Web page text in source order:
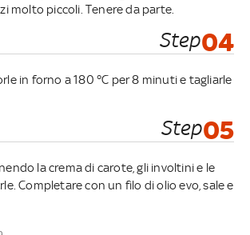
molto piccoli. Tenere da parte.
Step04
in forno a 180 °C per 8 minuti e tagliarle
Step05
la crema di carote, gli involtini e le
Completare con un filo di olio evo, sale e